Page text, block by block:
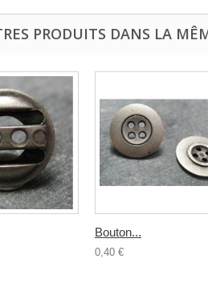
PRODUITS DANS LA
Bouton...
0,40 €